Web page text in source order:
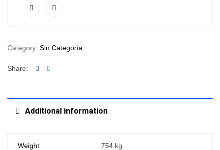
Category: Sin Categoría
Share: Facebook
Additional information
Weight 754 kg